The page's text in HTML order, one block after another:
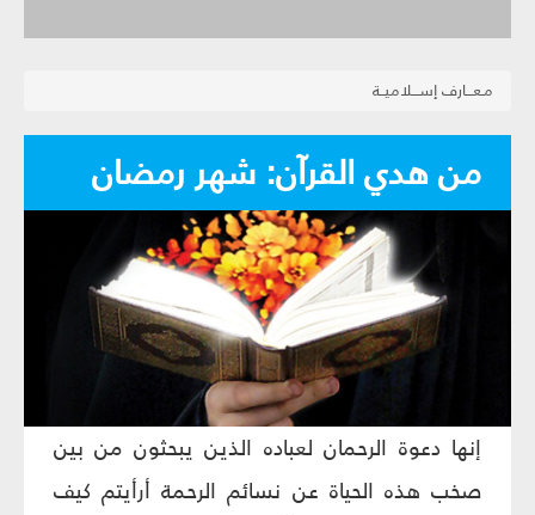
مـعـــارف إســـلاميــة
من هدي القرآن: شهر رمضان
إنها دعوة الرحمان لعباده الذين يبحثون من بين
صخب هذه الحياة عن نسائم الرحمة أرأيتم كيف